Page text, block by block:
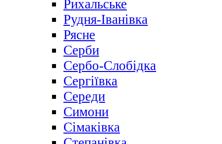
Рихальське
Рудня-Іванівка
Рясне
Серби
Сербо-Слобідка
Сергіївка
Середи
Симони
Сімаківка